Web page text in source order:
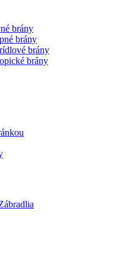
brány
brány
brány
brány